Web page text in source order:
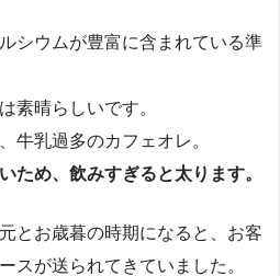
シウムが豊富に含まれている準
素晴らしいです。
牛乳過多のカフェオレ。
ため、飲みすぎると太ります。
とお歳暮の時期になると、お客
スが送られてきていました。